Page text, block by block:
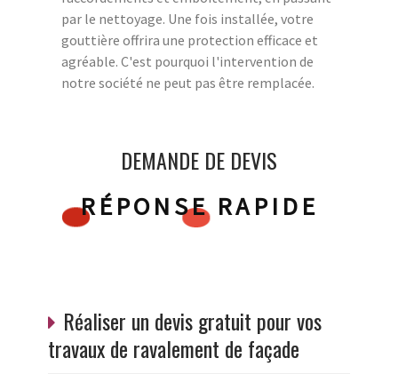
par le nettoyage. Une fois installée, votre
gouttière offrira une protection efficace et
agréable. C'est pourquoi l'intervention de
notre société ne peut pas être remplacée.
DEMANDE DE DEVIS
RÉPONSE RAPIDE
Réaliser un devis gratuit pour vos
travaux de ravalement de façade